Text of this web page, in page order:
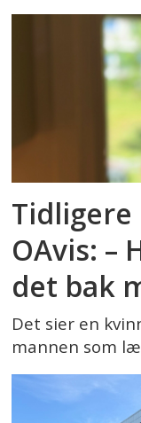
Tidligere
OAvis: –
det bak
Det sier en
mannen som